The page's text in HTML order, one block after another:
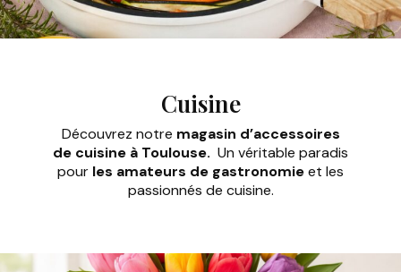
Cuisine
Découvrez notre magasin d’accessoires
de cuisine à Toulouse. Un véritable paradis
pour les amateurs de gastronomieet les
passionnés de cuisine.